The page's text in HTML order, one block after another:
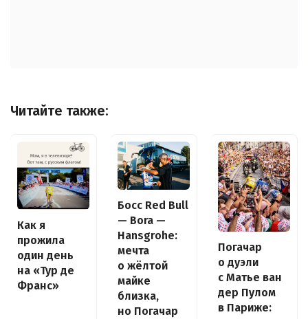
Читайте также:
Как я
прожила
один день
на «Тур де
Франс»
Босс Red Bull
— Bora —
Hansgrohe:
мечта
о жёлтой
майке
близка,
но Погачар
Погачар
о дуэли
с Матье ван
дер Пулом
в Париже: